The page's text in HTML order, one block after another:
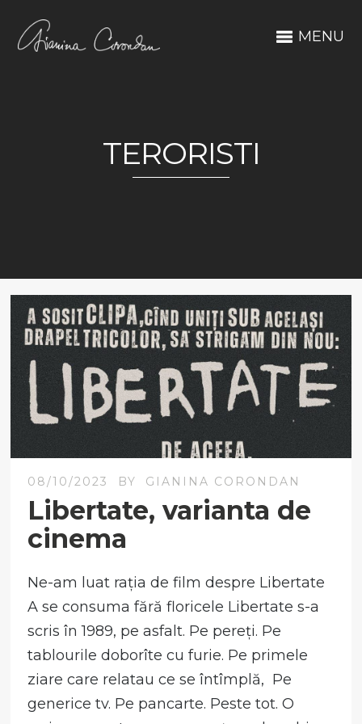
MENU
TERORISTI
08/10/2023 BY GIANINA CORONDAN
Libertate, varianta de
cinema
Ne-am luat rația de film despre Libertate
A se consuma fără floricele Libertate s-a
scris în 1989, pe asfalt. Pe pereți. Pe
tablourile doborîte cu furie. Pe primele
ziare care relatau ce se întîmplă, Pe
generice tv. Pe pancarte. Peste tot. O